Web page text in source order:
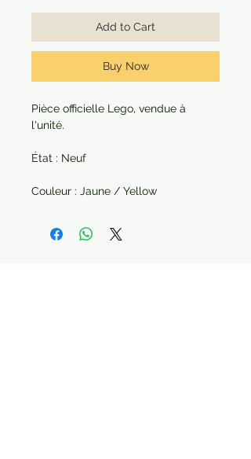
Add to Cart
Buy Now
Pièce officielle Lego, vendue à
l'unité.
État : Neuf
Couleur : Jaune / Yellow